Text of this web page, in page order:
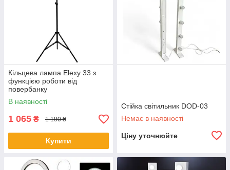
Кільцева лампа Elexy 33 з
функцією роботи від
повербанку
В наявності
1 065 ₴ 1 190 ₴
Купити
Стійка світильник DOD-03
Немає в наявності
Ціну уточнюйте